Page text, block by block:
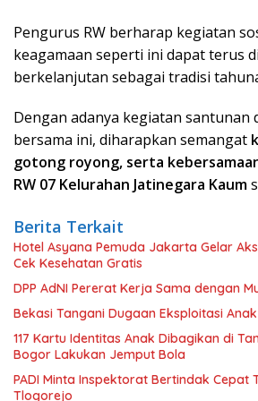
Pengurus RW berharap kegiatan
keagamaan seperti ini dapat terus
berkelanjutan sebagai tradisi
Dengan adanya kegiatan santunan
bersama ini, diharapkan semangat
gotong royong, serta
RW 07 Kelurahan Jatinegara Kaum
Berita Terkait
Hotel Asyana Pemuda Jakarta Gelar
Cek Kesehatan Gratis
DPP AdNI Pererat Kerja Sama dengan
Bekasi Tangani Dugaan Eksploitasi
117 Kartu Identitas Anak Dibagikan di
Bogor Lakukan Jemput Bola
PADI Minta Inspektorat Bertindak Cepat
Tlogorejo